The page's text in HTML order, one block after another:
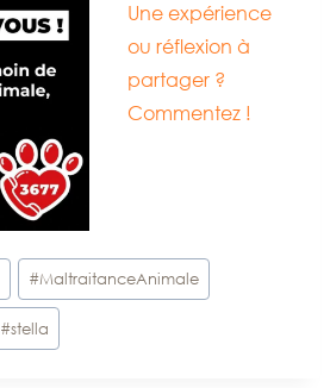
Une expérience
ou réflexion à
partager ?
Commentez !
#MaltraitanceAnimale
#stella